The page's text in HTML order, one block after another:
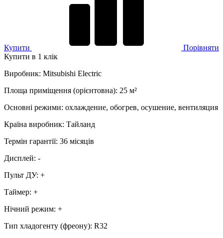
Купити
Порівняти
Купити в 1 клік
Виробник: Mitsubishi Electric
Площа приміщення (орієнтовна): 25 м²
Основні режими: охлаждение, обогрев, осушение, вентиляция
Країна виробник: Тайланд
Термін гарантії: 36 місяців
Дисплей: -
Пульт ДУ: +
Таймер: +
Нічний режим: +
Тип хладогенту (фреону): R32